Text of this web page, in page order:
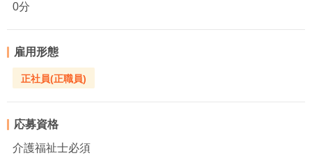
0分
雇用形態
正社員(正職員)
応募資格
介護福祉士必須